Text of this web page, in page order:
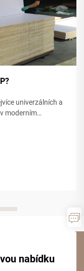
univerzálních a
moderním
nabídku